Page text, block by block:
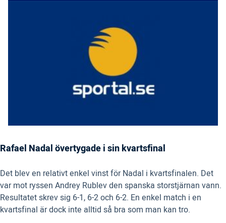
Rafael Nadal övertygade i sin kvartsfinal
Det blev en relativt enkel vinst för Nadal i kvartsfinalen. Det
var mot ryssen Andrey Rublev den spanska storstjärnan vann.
Resultatet skrev sig 6-1, 6-2 och 6-2. En enkel match i en
kvartsfinal är dock inte alltid så bra som man kan tro.